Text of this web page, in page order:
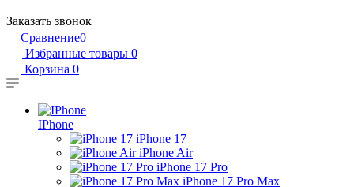
Заказать звонок
Сравнение0
Избранные товары 0
Корзина 0
IPhone
iPhone 17
iPhone Air
iPhone 17 Pro
iPhone 17 Pro Max